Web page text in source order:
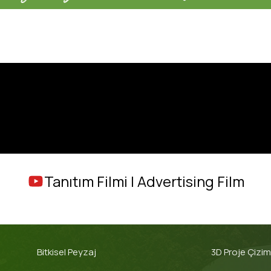
Tanıtım Filmi | Advertising Film
Bitkisel Peyzaj 3D Proje